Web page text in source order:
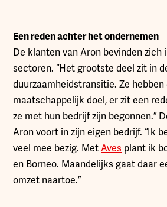
Een reden achter het ondernemen
De klanten van Aron bevinden zich
sectoren. “Het grootste deel zit in
duurzaamheidstransitie. Ze hebben
maatschappelijk doel, er zit een
ze met hun bedrijf zijn begonnen.”
Aron voort in zijn eigen bedrijf. “Ik
veel mee bezig. MetAves plant ik
en Borneo. Maandelijks gaat daar
omzet naartoe.”